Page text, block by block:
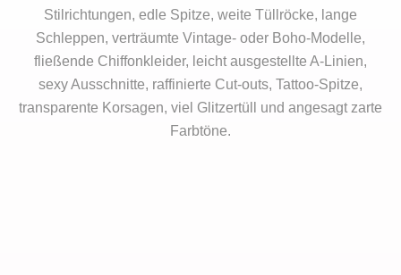
Stilrichtungen, edle Spitze, weite Tüllröcke, lange
Schleppen, verträumte Vintage- oder Boho-Modelle,
fließende Chiffonkleider, leicht ausgestellte A-Linien,
sexy Ausschnitte, raffinierte Cut-outs, Tattoo-Spitze,
transparente Korsagen, viel Glitzertüll und angesagt zarte
Farbtöne.